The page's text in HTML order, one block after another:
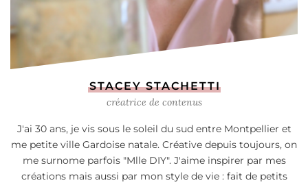
STACEY STACHETTI
créatrice de contenus
J'ai 30 ans, je vis sous le soleil du sud entre Montpellier et
me petite ville Gardoise natale. Créative depuis toujours, on
me surnome parfois "Mlle DIY". J'aime inspirer par mes
créations mais aussi par mon style de vie : fait de petits